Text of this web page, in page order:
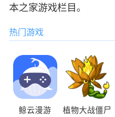
本之家游戏栏目。
热门游戏
鲸云漫游 植物大战僵尸